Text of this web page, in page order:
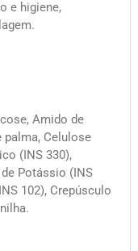
e higiene,
Amido de
palma, Celulose
(INS 330),
Potássio (INS
102), Crepúsculo